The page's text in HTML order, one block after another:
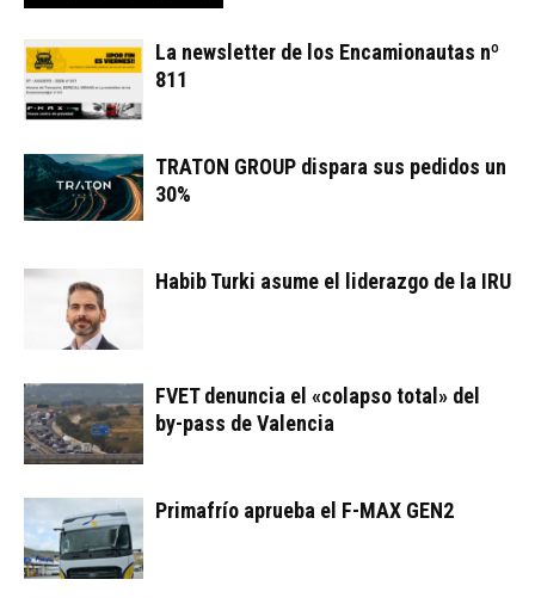
La newsletter de los Encamionautas nº
811
TRATON GROUP dispara sus pedidos un
30%
Habib Turki asume el liderazgo de la IRU
FVET denuncia el «colapso total» del
by-pass de Valencia
Primafrío aprueba el F-MAX GEN2